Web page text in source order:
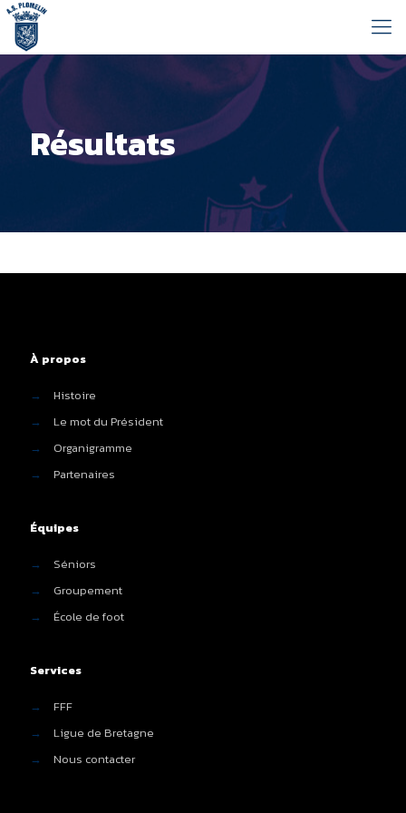
Résultats
À propos
→
Histoire
→
Le mot du Président
→
Organigramme
→
Partenaires
Équipes
→
Séniors
→
Groupement
→
École de foot
Services
→
FFF
→
Ligue de Bretagne
→
Nous contacter